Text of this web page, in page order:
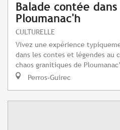
Balade contée
Ploumanac'h
CULTURELLE
Vivez une expérience
dans les contes et légendes au
chaos granitiques de
Perros-Guirec